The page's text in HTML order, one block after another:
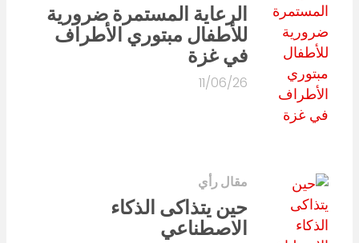
الرعاية المستمرة ضرورية
للأطفال مبتوري الأطراف
في غزة
11/06/26
مقال رأي
حين يتذاكى الذكاء
الاصطناعي